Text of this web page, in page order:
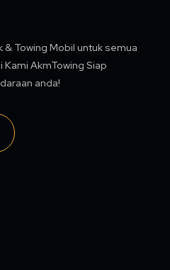
Towing Mobil untuk semua
AkmTowing Siap
anda!